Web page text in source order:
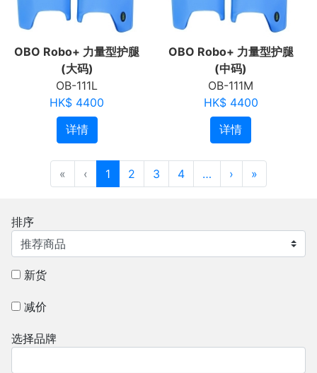
OBO Robo+ 力量型护腿
(大码)
OB-111L
HK$ 4400
详情
OBO Robo+ 力量型护腿
(中码)
OB-111M
HK$ 4400
详情
« ‹ 1 2 3 4 … › »
排序
新货
减价
选择品牌